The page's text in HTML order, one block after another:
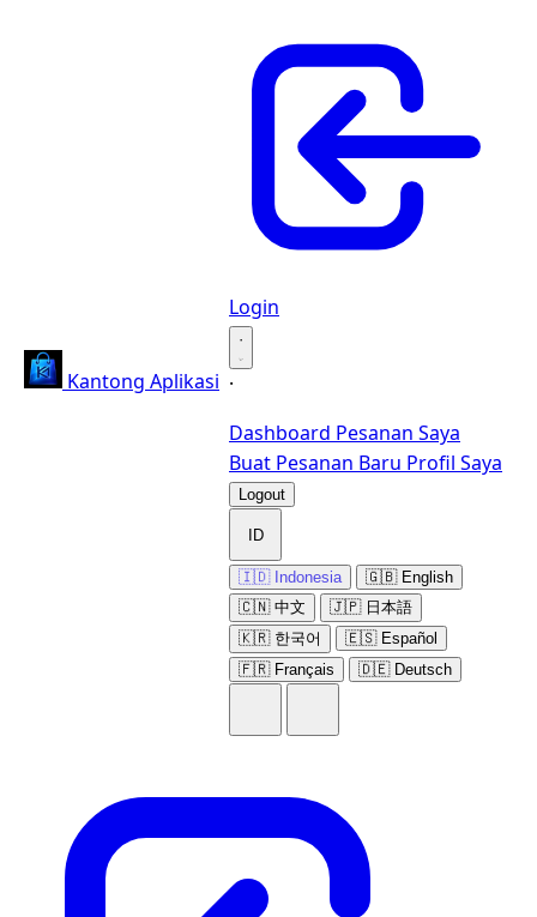
Kantong Aplikasi
Login
·
·
Dashboard Pesanan Saya
Buat Pesanan Baru Profil Saya
Logout
ID
🇮🇩 Indonesia
🇬🇧 English
🇨🇳 中文
🇯🇵 日本語
🇰🇷 한국어
🇪🇸 Español
🇫🇷 Français
🇩🇪 Deutsch